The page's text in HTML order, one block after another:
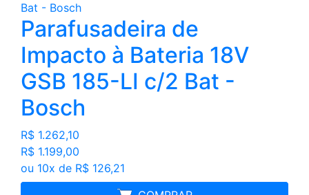
Parafusadeira de
Impacto à Bateria 18V
GSB 185-LI c/2 Bat -
Bosch
R$ 1.262,10
R$ 1.199,00
ou 10x de R$ 126,21